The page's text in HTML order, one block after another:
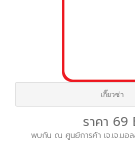
เกี๊ยวซ่า
ราคา 69
พบกัน ณ ศูนย์การค้า เจ.เจ.มอ